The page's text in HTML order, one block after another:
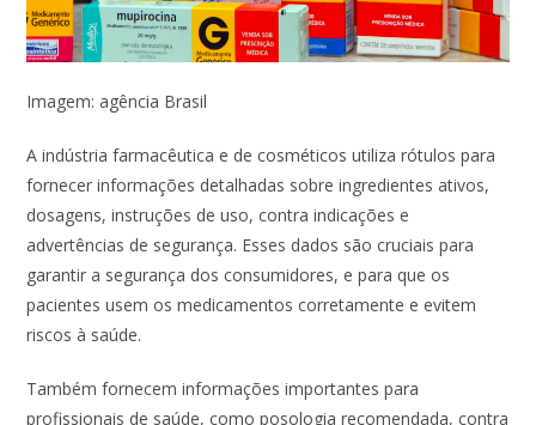
Imagem: agência Brasil
A indústria farmacêutica e de cosméticos utiliza rótulos para
fornecer informações detalhadas sobre ingredientes ativos,
dosagens, instruções de uso, contra indicações e
advertências de segurança. Esses dados são cruciais para
garantir a segurança dos consumidores, e para que os
pacientes usem os medicamentos corretamente e evitem
riscos à saúde.
Também fornecem informações importantes para
profissionais de saúde, como posologia recomendada, contra